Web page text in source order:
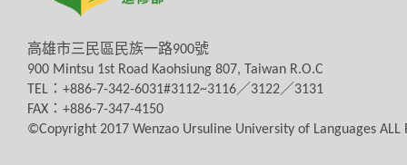
高雄市三民區民族一路900號
900 Mintsu 1st Road Kaohsiung 807, Taiwan R.O.C
TEL ： +886-7-342-6031#3112~3116／ 3122／ 3131
FAX ： +886-7-347-4150
©Copyright 2017 Wenzao Ursuline University of Languages ALL